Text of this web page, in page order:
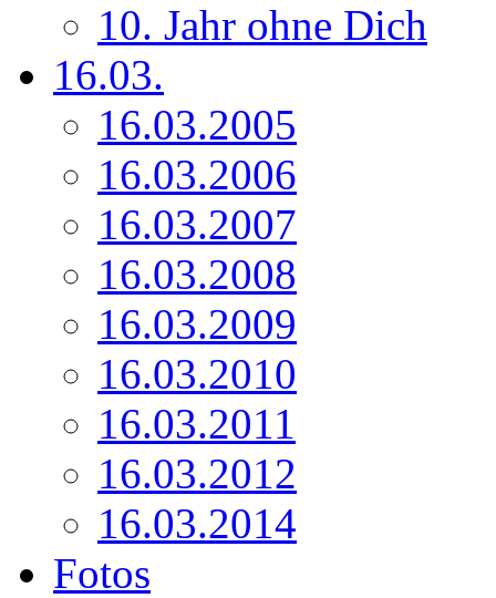
10. Jahr ohne Dich
16.03.
16.03.2005
16.03.2006
16.03.2007
16.03.2008
16.03.2009
16.03.2010
16.03.2011
16.03.2012
16.03.2014
Fotos